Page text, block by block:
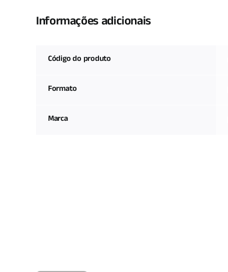
Informações adicionais
Código do produto
Formato
Marca